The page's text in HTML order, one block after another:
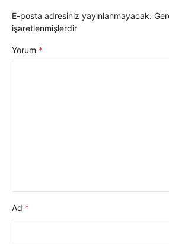
E-posta adresiniz yayınlanmayacak.
işaretlenmişlerdir
Yorum *
Ad *